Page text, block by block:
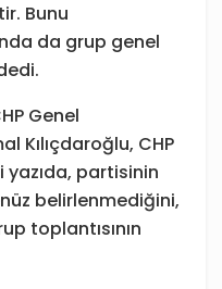
Bunu
da grup genel
Genel
Kılıçdaroğlu, CHP
partisinin
belirlenmediğini,
toplantısının